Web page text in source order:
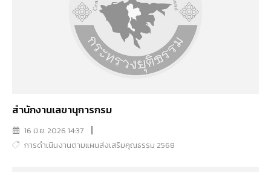
สำนักงานเลขานุการกรม
16 มิ.ย. 2026 14:37
การดำเนินงานตามแผนส่งเสริมคุณธรรม 2568